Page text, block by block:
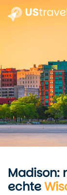
Madison:
echte